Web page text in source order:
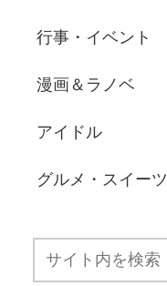
行事・イベント
漫画＆ラノベ
アイドル
グルメ・スイーツ